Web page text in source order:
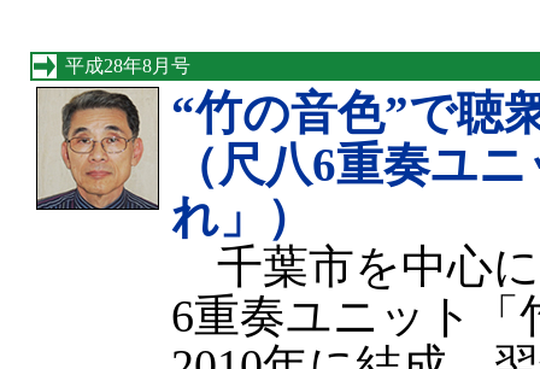
平成28年8月号
“竹の音色”で聴
（尺八6重奏ユ
れ」）
千葉市を中心
6重奏ユニット「